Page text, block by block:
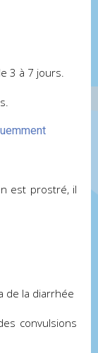
3 à 7 jours.
est prostré, il
de la diarrhée
convulsions